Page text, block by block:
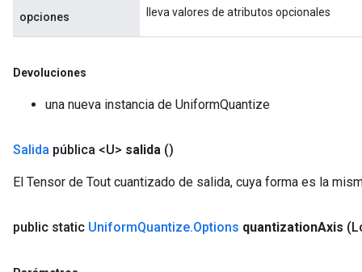
opciones lleva valores de atributos opcionales
Devoluciones
una nueva instancia de UniformQuantize
Salida pública <U> salida ()
El Tensor de Tout cuantizado de salida, cuya forma es la
public static UniformQuantize.Options quantizationAxis